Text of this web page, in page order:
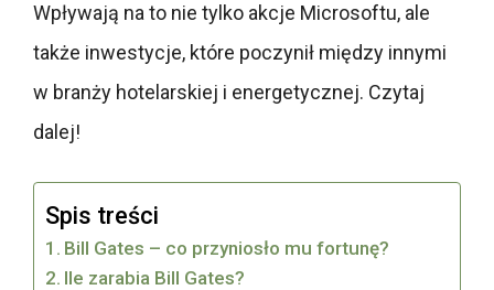
Wpływają na to nie tylko akcje Microsoftu, ale
także inwestycje, które poczynił między innymi
w branży hotelarskiej i energetycznej. Czytaj
dalej!
Spis treści
Bill Gates – co przyniosło mu fortunę?
Ile zarabia Bill Gates?